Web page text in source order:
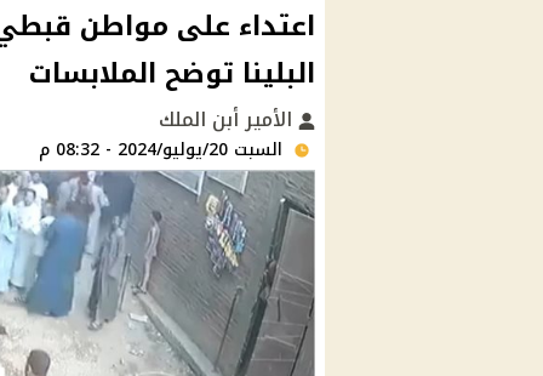
اعتداء على مواطن
البلينا توضح الملابسات
الأمير أبن الملك
السبت 20/يوليو/2024 - 08:32 م